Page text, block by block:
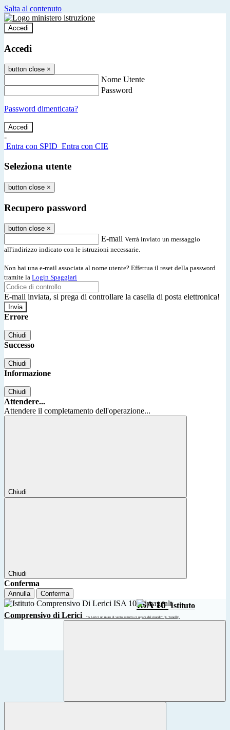
Salta al contenuto
Accedi
Accedi
button close ×
Nome Utente
Password
Password dimenticata?
-
Entra con SPID Entra con CIE
Seleziona utente
button close ×
Recupero password
button close ×
E-mail Verrà inviato un messaggio
all'indirizzo indicato con le istruzioni necessarie.
Non hai una e-mail associata al nome utente? Effettua il reset della password
tramite la Login Spaggiari
E-mail inviata, si prega di controllare la casella di posta elettronica!
Errore
Chiudi
Successo
Chiudi
Informazione
Chiudi
Attendere...
Attendere il completamento dell'operazione...
Chiudi
Chiudi
Conferma
Annulla Conferma
ISA 10 Istituto
Comprensivo di Lerici
“A Lerici un muro di vento azzurro ci separa dal mondo” (F. Tonelli)